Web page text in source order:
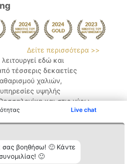
Live chat
σας βοηθήσω! 🙂 Κάντε
🙂
Δείτε περισσότερα >>
εδώ και
τέσσερις δεκαετίες
χαλιών,
υψηλής
και στις γύρω
παρουσία, η
ως αξιόπιστη ...